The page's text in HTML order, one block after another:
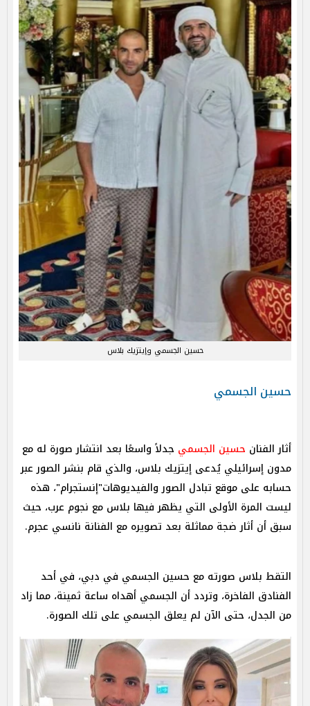
حسين الجسمي وإيتزيك بلاس
حسين الجسمي
أثار الفنان حسين الجسمي جدلاً واسعًا بعد انتشار صورة له مع
مدون إسرائيلي يُدعى إيتزيك بلاس، والذي قام بنشر الصور عبر
حسابه على موقع تبادل الصور والفيديوهات"إنستجرام"، هذه
ليست المرة الأولى التي يظهر فيها بلاس مع نجوم عرب، حيث
سبق أن أثار ضجة مماثلة بعد تصويره مع الفنانة نانسي عجرم.
التقط بلاس صورته مع حسين الجسمي في دبي، في أحد
الفنادق الفاخرة، وتردد أن الجسمي أهداه ساعة ثمينة، مما زاد
من الجدل، حتى الآن لم يعلق الجسمي على تلك الصورة.